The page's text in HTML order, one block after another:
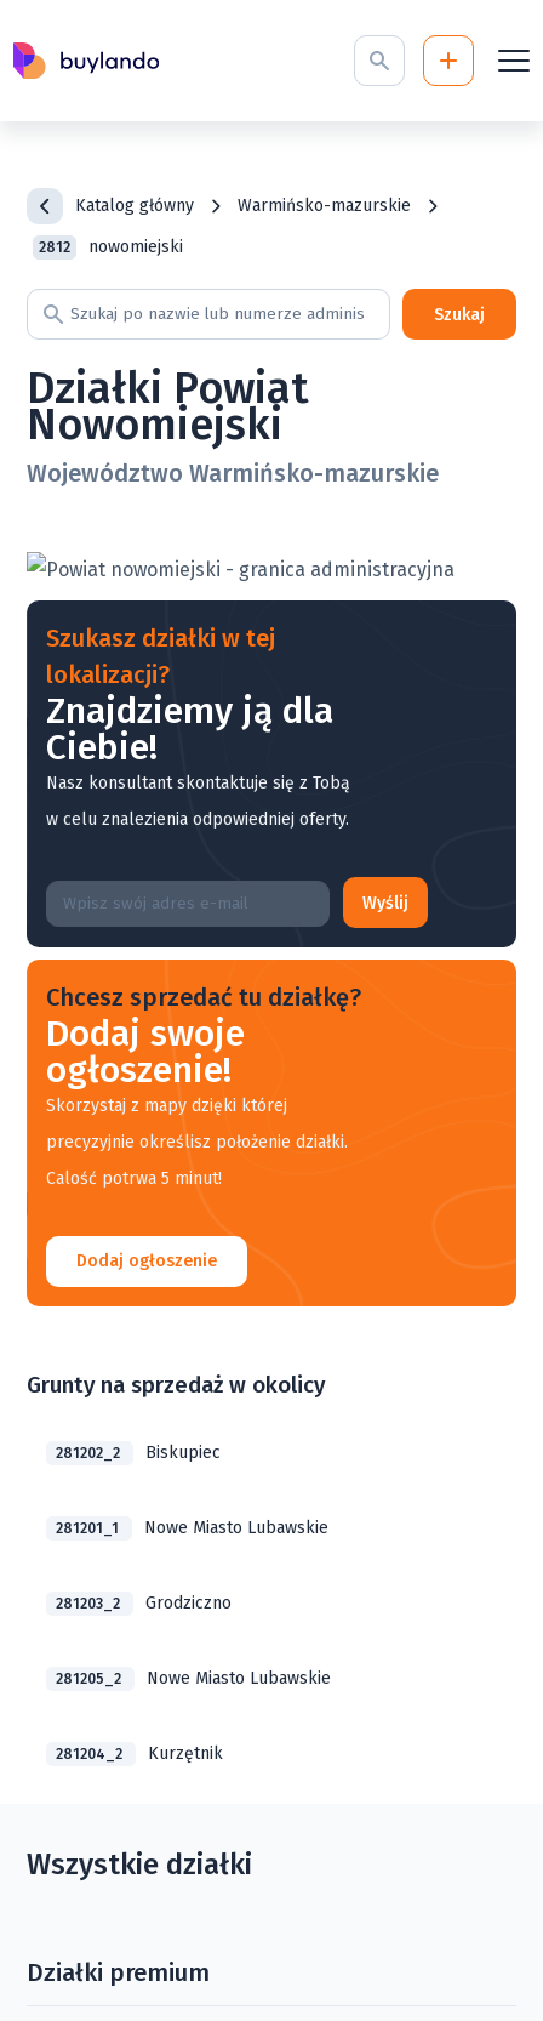
Katalog główny Warmińsko-mazurskie
2812 nowomiejski
Szukaj
Działki Powiat
Nowomiejski
Województwo Warmińsko-mazurskie
Szukasz działki w tej
lokalizacji?
Znajdziemy ją dla
Ciebie!
Nasz konsultant skontaktuje się z Tobą
w celu znalezienia odpowiedniej oferty.
Wyślij
Chcesz sprzedać tu działkę?
Dodaj swoje
ogłoszenie!
Skorzystaj z mapy dzięki której
precyzyjnie określisz położenie działki.
Calość potrwa 5 minut!
Dodaj ogłoszenie
Grunty na sprzedaż w okolicy
281202_2 Biskupiec
281201_1 Nowe Miasto Lubawskie
281203_2 Grodziczno
281205_2 Nowe Miasto Lubawskie
281204_2 Kurzętnik
Wszystkie działki
Działki premium